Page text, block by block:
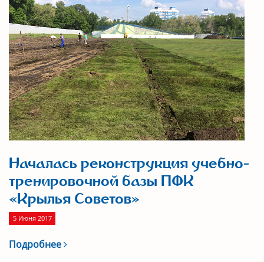
Началась реконструкция учебно-
тренировочной базы ПФК
«Крылья Советов»
5 Июня 2017
Подробнее